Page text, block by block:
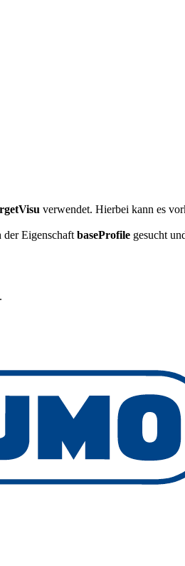
verwendet. Hierbei kann es
Eigenschaft baseProfile gesucht